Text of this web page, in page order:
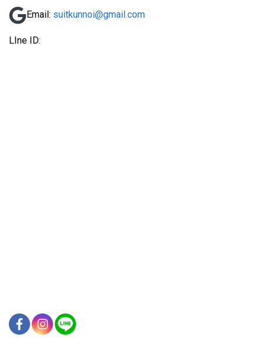
Email: suitkunnoi@gmail.com
LIne ID: